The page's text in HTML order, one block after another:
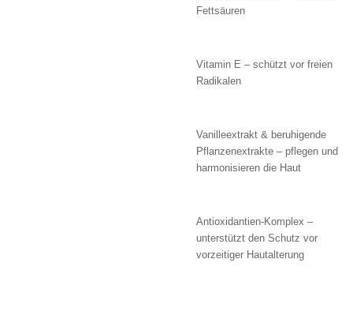
Fettsäuren
Vitamin E – schützt vor freien
Radikalen
Vanilleextrakt & beruhigende
Pflanzenextrakte – pflegen und
harmonisieren die Haut
Antioxidantien-Komplex –
unterstützt den Schutz vor
vorzeitiger Hautalterung